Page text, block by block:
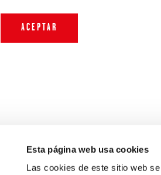
Esta página web usa cookies
Las cookies de este sitio web